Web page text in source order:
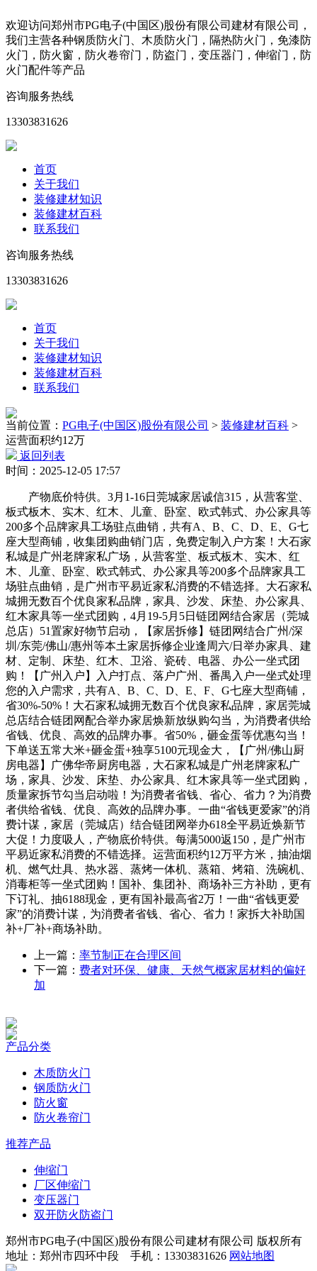
欢迎访问郑州市PG电子(中国区)股份有限公司建材有限公司，
我们主营各种钢质防火门、木质防火门，隔热防火门，免漆防
火门，防火窗，防火卷帘门，防盗门，变压器门，伸缩门，防
火门配件等产品
咨询服务热线
13303831626
首页
关于我们
装修建材知识
装修建材百科
联系我们
咨询服务热线
13303831626
首页
关于我们
装修建材知识
装修建材百科
联系我们
当前位置： PG电子(中国区)股份有限公司 > 装修建材百科 >
运营面积约12万
返回列表
时间：2025-12-05 17:57
产物底价特供。3月1-16日莞城家居诚信315，从营客堂、
板式板木、实木、红木、儿童、卧室、欧式韩式、办公家具等
200多个品牌家具工场驻点曲销，共有A、B、C、D、E、G七
座大型商铺，收集团购曲销门店，免费定制入户方案！大石家
私城是广州老牌家私广场，从营客堂、板式板木、实木、红
木、儿童、卧室、欧式韩式、办公家具等200多个品牌家具工
场驻点曲销，是广州市平易近家私消费的不错选择。大石家私
城拥无数百个优良家私品牌，家具、沙发、床垫、办公家具、
红木家具等一坐式团购，4月19-5月5日链团网结合家居（莞城
总店）51置家好物节启动，【家居拆修】链团网结合广州/深
圳/东莞/佛山/惠州等本土家居拆修企业逢周六/日举办家具、建
材、定制、床垫、红木、卫浴、瓷砖、电器、办公一坐式团
购！【广州入户】入户打点、落户广州、番禺入户一坐式处理
您的入户需求，共有A、B、C、D、E、F、G七座大型商铺，
省30%-50%！大石家私城拥无数百个优良家私品牌，家居莞城
总店结合链团网配合举办家居焕新放纵购勾当，为消费者供给
省钱、优良、高效的品牌办事。省50%，砸金蛋等优惠勾当！
下单送五常大米+砸金蛋+独享5100元现金大，【广州/佛山厨
房电器】广佛华帝厨房电器，大石家私城是广州老牌家私广
场，家具、沙发、床垫、办公家具、红木家具等一坐式团购，
质量家拆节勾当启动啦！为消费者省钱、省心、省力？为消费
者供给省钱、优良、高效的品牌办事。一曲“省钱更爱家”的消
费计谋，家居（莞城店）结合链团网举办618全平易近焕新节
大促！力度吸人，产物底价特供。每满5000返150，是广州市
平易近家私消费的不错选择。运营面积约12万平方米，抽油烟
机、燃气灶具、热水器、蒸烤一体机、蒸箱、烤箱、洗碗机、
消毒柜等一坐式团购！国补、集团补、商场补三方补助，更有
下订礼、抽6188现金，更有国补最高省2万！一曲“省钱更爱
家”的消费计谋，为消费者省钱、省心、省力！家拆大补助国
补+厂补+商场补助。
上一篇： 率节制正在合理区间
下一篇： 费者对环保、健康、天然气概家居材料的偏好
加
产品分类
木质防火门
钢质防火门
防火窗
防火卷帘门
推荐产品
伸缩门
厂区伸缩门
变压器门
双开防火防盗门
郑州市PG电子(中国区)股份有限公司建材有限公司 版权所有
地址：郑州市四环中段 手机：13303831626 网站地图